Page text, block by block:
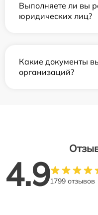
Выполняете ли вы
юридических лиц?
Какие документы
организаций?
4.91799 отзывов